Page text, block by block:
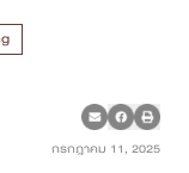
กรกฎาคม 11, 2025